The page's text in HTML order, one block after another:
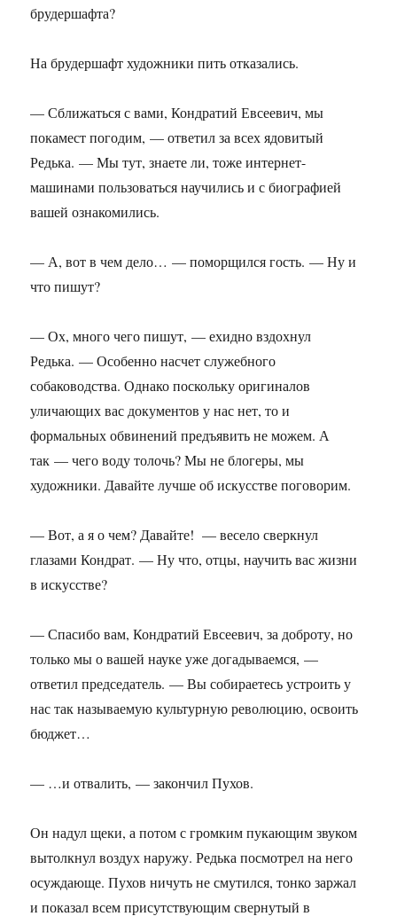
брудершафта?
На брудершафт художники пить отказались.
— Сближаться с вами, Кондратий Евсеевич, мы
покамест погодим, — ответил за всех ядовитый
Редька. — Мы тут, знаете ли, тоже интернет-
машинами пользоваться научились и с биографией
вашей ознакомились.
— А, вот в чем дело… — поморщился гость. — Ну и
что пишут?
— Ох, много чего пишут, — ехидно вздохнул
Редька. — Особенно насчет служебного
собаководства. Однако поскольку оригиналов
уличающих вас документов у нас нет, то и
формальных обвинений предъявить не можем. А
так — чего воду толочь? Мы не блогеры, мы
художники. Давайте лучше об искусстве поговорим.
— Вот, а я о чем? Давайте! — весело сверкнул
глазами Кондрат. — Ну что, отцы, научить вас жизни
в искусстве?
— Спасибо вам, Кондратий Евсеевич, за доброту, но
только мы о вашей науке уже догадываемся, —
ответил председатель. — Вы собираетесь устроить у
нас так называемую культурную революцию, освоить
бюджет…
— …и отвалить, — закончил Пухов.
Он надул щеки, а потом с громким пукающим звуком
вытолкнул воздух наружу. Редька посмотрел на него
осуждающе. Пухов ничуть не смутился, тонко заржал
и показал всем присутствующим свернутый в